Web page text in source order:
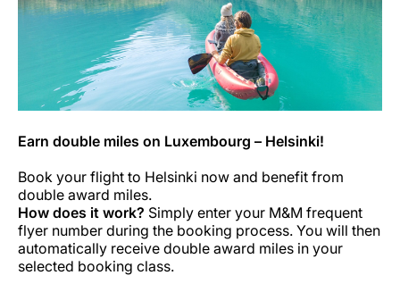
Earn double miles on Luxembourg – Helsinki!
Book your flight to Helsinki now and benefit from
double award miles.
How does it work? Simply enter your M&M frequent
flyer number during the booking process. You will then
automatically receive double award miles in your
selected booking class.